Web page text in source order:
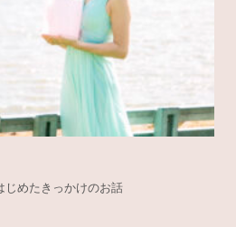
じめたきっかけのお話